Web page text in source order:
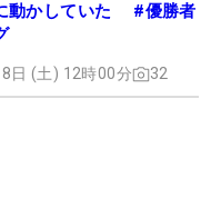
動かしていた #優勝者
日 (土) 12時00分 32